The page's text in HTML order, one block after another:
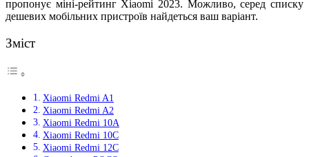
пропонує міні-рейтинг Xiaomi 2023. Можливо, серед списку
дешевих мобільних пристроїв найдеться ваш варіант.
Зміст
Xiaomi Redmi A1
Xiaomi Redmi A2
Xiaomi Redmi 10A
Xiaomi Redmi 10C
Xiaomi Redmi 12C